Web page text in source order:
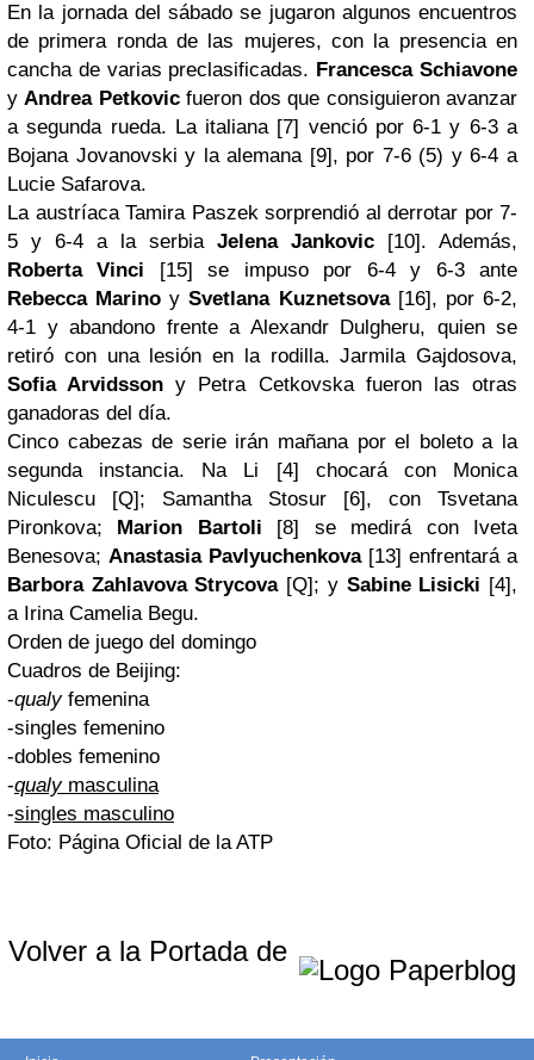
En la jornada del sábado se jugaron algunos encuentros
de primera ronda de las mujeres, con la presencia en
cancha de varias preclasificadas. Francesca Schiavone
yAndrea Petkovicfueron dos que consiguieron avanzar
a segunda rueda. La italiana [7] venció por 6-1 y 6-3 a
Bojana Jovanovski y la alemana [9], por 7-6 (5) y 6-4 a
Lucie Safarova.
La austríaca Tamira Paszek sorprendió al derrotar por 7-
5 y 6-4 a la serbia Jelena Jankovic [10]. Además,
Roberta Vinci [15] se impuso por 6-4 y 6-3 ante
Rebecca Marino ySvetlana Kuznetsova[16], por 6-2,
4-1 y abandono frente a Alexandr Dulgheru, quien se
retiró con una lesión en la rodilla. Jarmila Gajdosova,
Sofia Arvidsson y Petra Cetkovska fueron las otras
ganadoras del día.
Cinco cabezas de serie irán mañana por el boleto a la
segunda instancia. Na Li [4] chocará con Monica
Niculescu [Q]; Samantha Stosur [6], con Tsvetana
Pironkova; Marion Bartoli [8] se medirá con Iveta
Benesova; Anastasia Pavlyuchenkova[13] enfrentará a
Barbora Zahlavova Strycova[Q]; y Sabine Lisicki [4],
a Irina Camelia Begu.
Orden de juego del domingo
Cuadros de Beijing:
-qualy femenina
-singles femenino
-dobles femenino
-qualymasculina
-singles masculino
Foto: Página Oficial de la ATP
Volver a la Portada de